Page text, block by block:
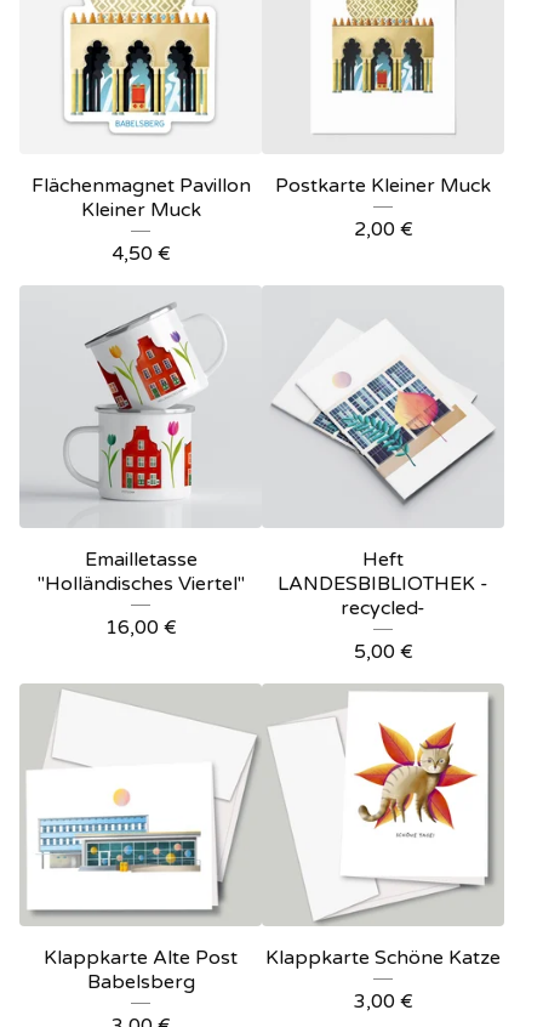
Flächenmagnet Pavillon
Kleiner Muck
4,50 €
Postkarte Kleiner Muck
2,00 €
Emailletasse
"Holländisches Viertel"
16,00 €
Heft
LANDESBIBLIOTHEK -
recycled-
5,00 €
Klappkarte Alte Post
Babelsberg
Klappkarte Schöne Katze
3,00 €